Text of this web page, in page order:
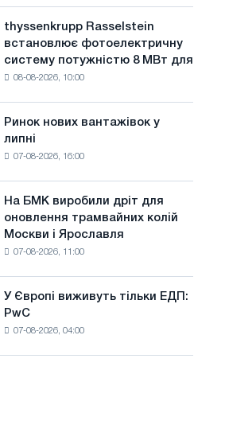
в
у
с
а
й
т
у
thyssenkrupp Rasselstein
встановлює фотоелектричну
систему потужністю 8 МВт для
08-08-2026, 10:00
Ринок нових вантажівок у
липні
07-08-2026, 16:00
На БМК виробили дріт для
оновлення трамвайних колій
Москви і Ярославля
07-08-2026, 11:00
У Європі виживуть тільки ЕДП:
PwC
07-08-2026, 04:00